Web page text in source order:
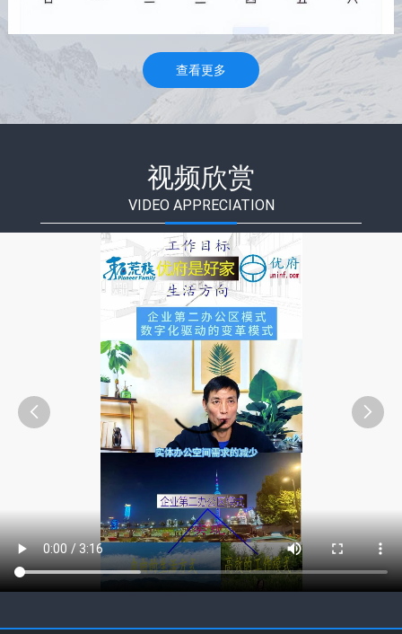
销量稳居行业首位 上汽多元板块筑牢增长基本盘
销量达238.4万辆，持续领跑国内车企销量榜单。继拿下上半
年市场销冠后，上汽依靠自主品牌、新能源、海外市场三大
夏天开空调，别只会按“制冷”！利用好这3个模式，电费
直接省一半
2026/8/7 12:11:36
夏天用空调最大的烦恼就是电费问题。前天就有短信通知告
诉我欠费了，我上个月明明刚交了两百，这么快就用没了。
当时我也懵了，除了使用空调之外，也没有多用别的电器，
光空调费居然就这么贵啊！后来我才知道，原来空调浪费
电，是有很多
查看更多
视频欣赏
VIDEO APPRECIATION